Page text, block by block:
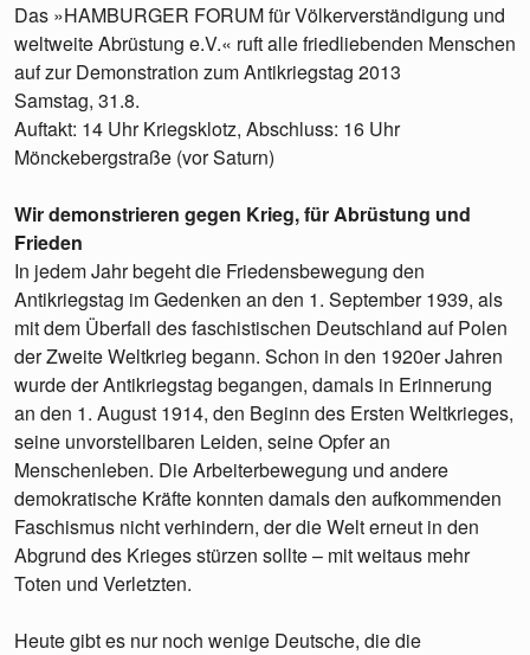
Das »HAMBURGER FORUM für Völkerverständigung und
weltweite Abrüstung e.V.« ruft alle friedliebenden Menschen
auf zur Demonstration zum Antikriegstag 2013
Samstag, 31.8.
Auftakt: 14 Uhr Kriegsklotz, Abschluss: 16 Uhr
Mönckebergstraße (vor Saturn)
Wir demonstrieren gegen Krieg, für Abrüstung und
Frieden
In jedem Jahr begeht die Friedensbewegung den
Antikriegstag im Gedenken an den 1. September 1939, als
mit dem Überfall des faschistischen Deutschland auf Polen
der Zweite Weltkrieg begann. Schon in den 1920er Jahren
wurde der Antikriegstag begangen, damals in Erinnerung
an den 1. August 1914, den Beginn des Ersten Weltkrieges,
seine unvorstellbaren Leiden, seine Opfer an
Menschenleben. Die Arbeiterbewegung und andere
demokratische Kräfte konnten damals den aufkommenden
Faschismus nicht verhindern, der die Welt erneut in den
Abgrund des Krieges stürzen sollte – mit weitaus mehr
Toten und Verletzten.
Heute gibt es nur noch wenige Deutsche, die die